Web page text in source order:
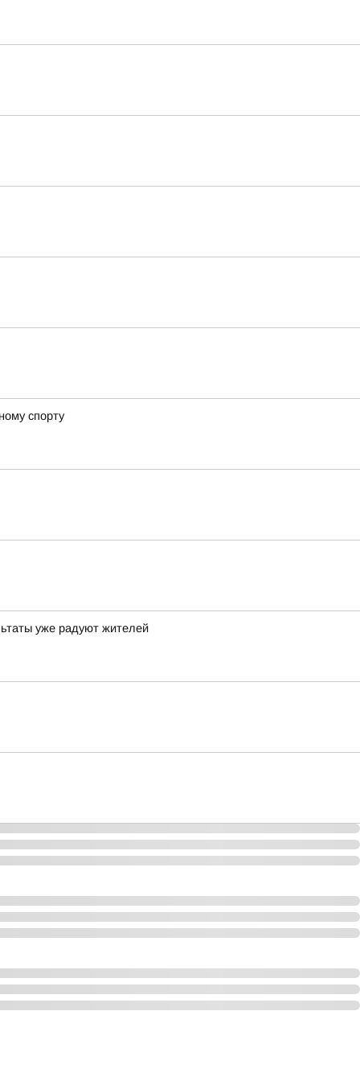
спорту
уже радуют жителей